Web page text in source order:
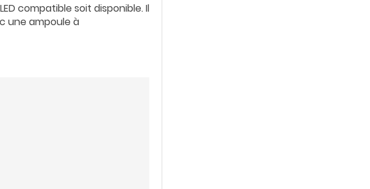
compatible soit disponible. Il
une ampoule à